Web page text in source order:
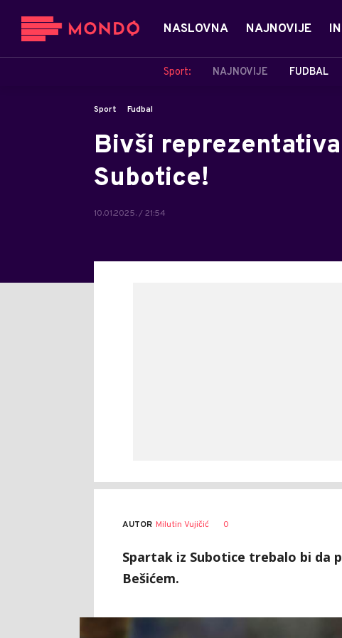
NASLOVNA NAJNOVIJE
Sport: NAJNOVIJE FUDBAL
Sport Fudbal
Bivši
Subotice!
10.01.2025. / 21:54
AUTOR Milutin Vujičić 0
Spartak iz Subotice trebalo bi da
Bešićem.